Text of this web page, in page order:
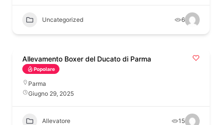
Uncategorized 6
Allevamento Boxer del Ducato di Parma
Popolare
Parma
Giugno 29, 2025
Allevatore 15